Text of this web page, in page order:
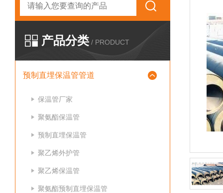
产品分类 / PRODUCT
预制直埋保温管管道
保温管厂家
聚氨酯保温管
预制直埋保温管
聚乙烯外护管
聚乙烯保温管
聚氨酯预制直埋保温管